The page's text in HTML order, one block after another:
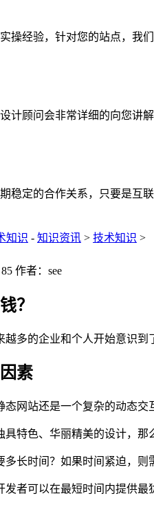
操经验，针对您的站点，我
计顾问会非常详细的向您讲
稳定的合作关系，只要是互
知识 - 知识资讯 > 技术知识 >
作者：see
？
越多的企业和个人开始意识
素
网站还是一个复杂的动态交
特色、华丽精美的设计，那
长时间？如果时间紧迫，
者可以在最短时间内提供最